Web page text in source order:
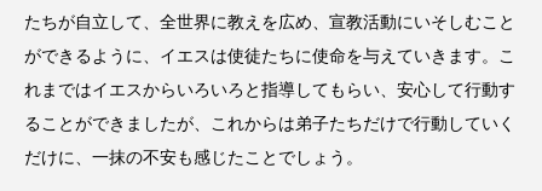
たちが自立して、全世界に教えを広め、宣教活動にいそしむこと
ができるように、イエスは使徒たちに使命を与えていきます。こ
れまではイエスからいろいろと指導してもらい、安心して行動す
ることができましたが、これからは弟子たちだけで行動していく
だけに、一抹の不安も感じたことでしょう。